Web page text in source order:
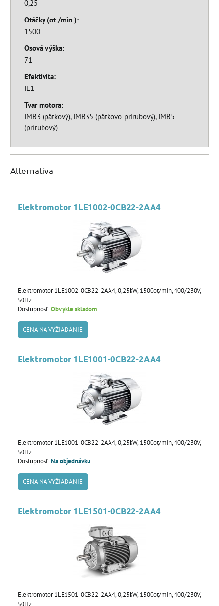
0,25
Otáčky (ot./min.):
1500
Osová výška:
71
Efektivita:
IE1
Tvar motora:
IMB3 (pätkový), IMB35 (pätkovo-prírubový), IMB5
(prírubový)
Alternatíva
Elektromotor 1LE1002-0CB22-2AA4
Elektromotor 1LE1002-0CB22-2AA4, 0,25kW, 1500ot/min, 400/230V,
50Hz
Dostupnosť:Obvykle skladom
CENA NA VYŽIADANIE
Elektromotor 1LE1001-0CB22-2AA4
Elektromotor 1LE1001-0CB22-2AA4, 0,25kW, 1500ot/min, 400/230V,
50Hz
Dostupnosť:Na objednávku
CENA NA VYŽIADANIE
Elektromotor 1LE1501-0CB22-2AA4
Elektromotor 1LE1501-0CB22-2AA4, 0,25kW, 1500ot/min, 400/230V,
50Hz